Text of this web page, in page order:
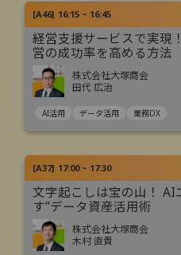
[A46] 16:15 ~ 16:45
経営支援サービスで実現
営の成功率を高める方法
株式会社大塚商会
田代 広治
AI活用 データ活用 業務DX
[A37] 17:00 ~ 17:30
文字起こしは宝の山！ AI
す”データ資産活用術
株式会社大塚商会
木村 直貴